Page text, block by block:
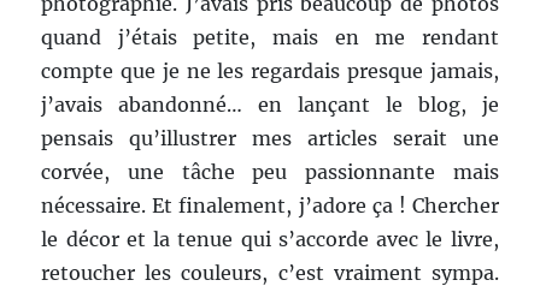
quand j’étais petite, mais en me rendant
compte que je ne les regardais presque jamais,
j’avais abandonné… en lançant le blog, je
pensais qu’illustrer mes articles serait une
corvée, une tâche peu passionnante mais
nécessaire. Et finalement, j’adore ça ! Chercher
le décor et la tenue qui s’accorde avec le livre,
retoucher les couleurs, c’est vraiment sympa.